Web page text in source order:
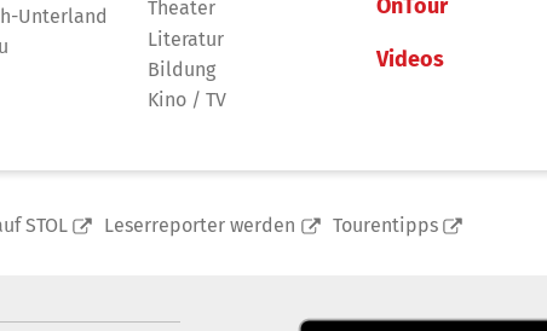
Unterland
Theater
Literatur
Bildung
Kino / TV
OnTour
Videos
STOL Leserreporter werden Tourentipps